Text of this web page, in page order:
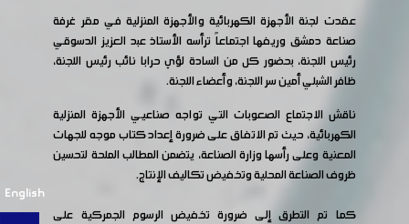
English
عقدت لجنة الأجهزة الكهربائية والأجهزة المنزلية في مقر غرفة
صناعة دمشق وريفها اجتماعاً ترأسه الأستاذ عبد العزيز الدسوقي
رئيس اللجنة، بحضور كل من السادة لؤي حرابا نائب رئيس اللجنة،
ظافر الشبلي أمين سر اللجنة، وأعضاء اللجنة.
ناقش الاجتماع الصعوبات التي تواجه صناعيي الأجهزة المنزلية
الكهربائية، حيث تم الاتفاق على ضرورة إعداد كتاب موجه للجهات
المعنية وعلى رأسها وزارة الصناعة، يتضمن المطالب الملحة لتحسين
ظروف الصناعة المحلية وتخفيض تكاليف الإنتاج.
كما تم التطرق إلى ضرورة تخفيض الرسوم الجمركية على